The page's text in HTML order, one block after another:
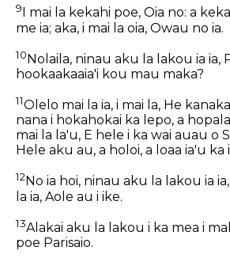
9
I mai la kekahi poe, Oia no: a
me ia; aka, i mai la oia, Owau no ia.
10Nolaila, ninau aku la lakou ia ia,
hookaakaaia'i kou mau maka?
11Olelo mai la ia, i mai la, He
nana i hokahokai ka lepo, a
mai la la'u, E hele i ka wai auau o
Hele aku au, a holoi, a loaa ia'u ka
12No ia hoi, ninau aku la lakou ia
la ia, Aole au i ike.
13Alakai aku la lakou i ka mea i
poe Parisaio.